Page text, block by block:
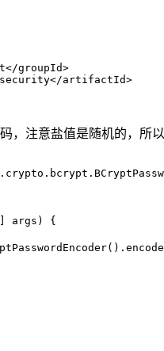
</groupId>
</artifactId>
，注意盐值是随机的，所
args)
{